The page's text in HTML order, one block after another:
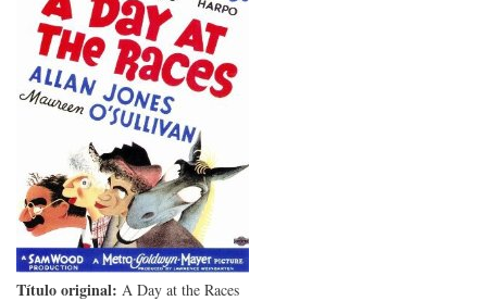
Título original: A Day at the Races